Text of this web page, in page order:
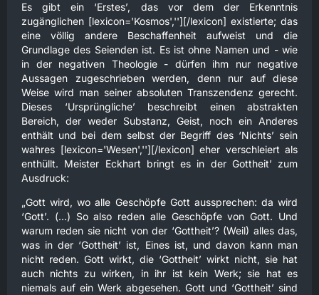
Es gibt ein ‘Erstes’, das vor dem der Erkenntnis
zugänglichen [lexicon='Kosmos',''][/lexicon] existierte; das
eine völlig andere Beschaffenheit aufweist und die
Grundlage des Seienden ist. Es ist ohne Namen und - wie
in der negativen Theologie - dürfen ihm nur negative
Aussagen zugeschrieben werden, denn nur auf diese
Weise wird man seiner absoluten Transzendenz gerecht.
Dieses ‘Ursprüngliche’ beschreibt einen abstrakten
Bereich, der weder Substanz, Geist, noch ein Anderes
enthält und bei dem selbst der Begriff des ‘Nichts’ sein
wahres [lexicon='Wesen',''][/lexicon] eher verschleiert als
enthüllt. Meister Eckhart bringt es in der Gottheit’ zum
Ausdruck:
„Gott wird, wo alle Geschöpfe Gott aussprechen: da wird
‘Gott’. (...) So also reden alle Geschöpfe von Gott. Und
warum reden sie nicht von der ‘Gottheit’? (Weil) alles das,
was in der ‘Gottheit’ ist, Eines ist, und davon kann man
nicht reden. Gott wirkt, die ‘Gottheit’ wirkt nicht, sie hat
auch nichts zu wirken, in ihr ist kein Werk; sie hat es
niemals auf ein Werk abgesehen. Gott und ‘Gottheit’ sind